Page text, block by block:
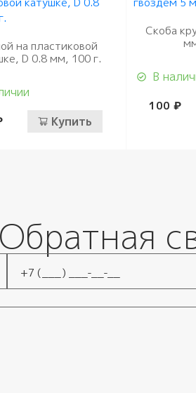
на пластиковой
D 0.8 мм, 100 г.
Купить
Скоба
В
100 ₽
Обратная